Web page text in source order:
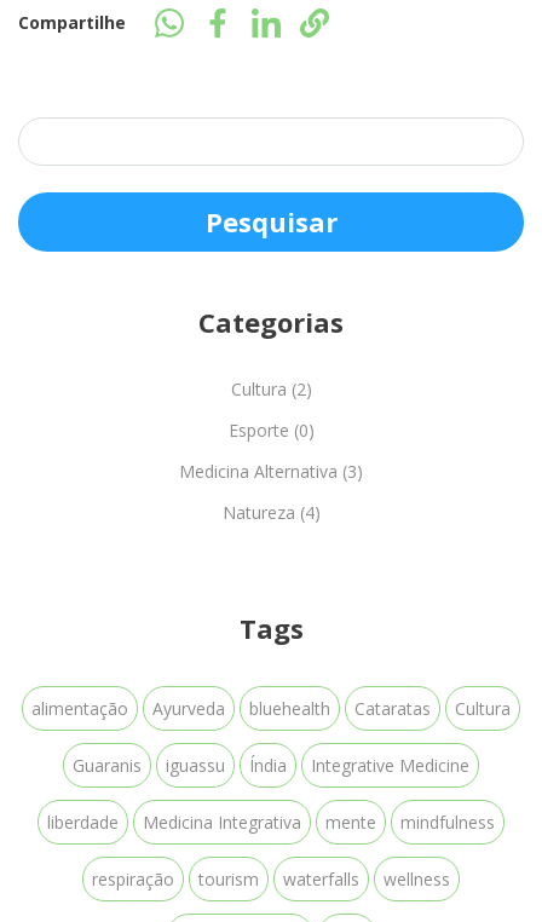
Compartilhe
Categorias
Cultura (2)
Esporte (0)
Medicina Alternativa (3)
Natureza (4)
Tags
alimentação Ayurveda bluehealth Cataratas Cultura
Guaranis iguassu Índia Integrative Medicine
liberdade Medicina Integrativa mente mindfulness
respiração tourism waterfalls wellness